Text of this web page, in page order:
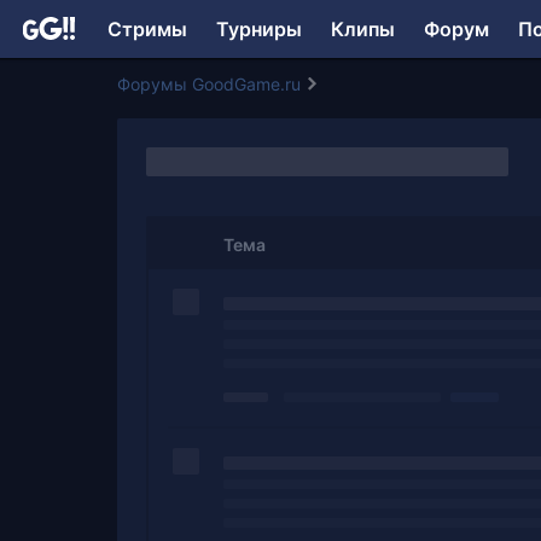
Стримы Турниры Клипы Форум
Форумы GoodGame.ru
Тема